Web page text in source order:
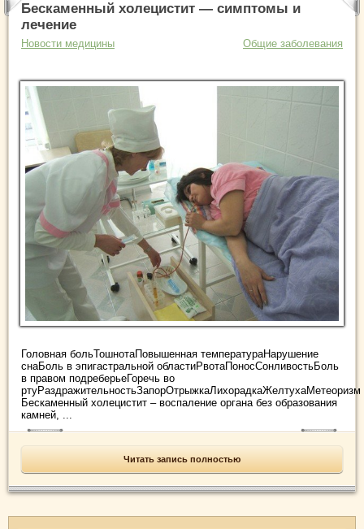
Бескаменный холецистит — симптомы и
лечение
Новости медицины Общие заболевания
Головная больТошнотаПовышенная температураНарушение
снаБоль в эпигастральной областиРвотаПоносСонливостьБоль
в правом подреберьеГоречь во
ртуРаздражительностьЗапорОтрыжкаЛихорадкаЖелтухаМетеоризм
Бескаменный холецистит – воспаление органа без образования
камней, ...
Читать запись полностью